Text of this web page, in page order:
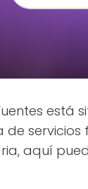
servicios
aquí